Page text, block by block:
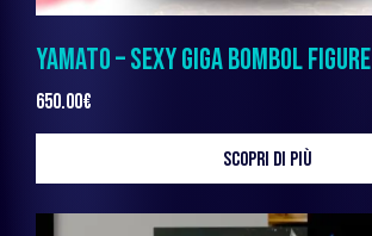
YAMATO – SEXY GIGA BOMBOL FIGURE
650.00€
SCOPRI DI PIÙ